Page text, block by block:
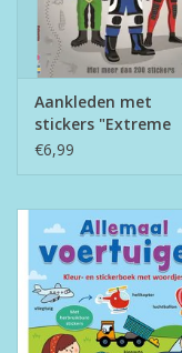
Aankleden met
stickers "Extreme
Sporten"
€6,99